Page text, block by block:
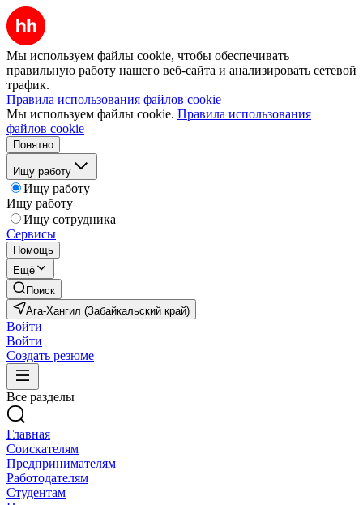
Мы используем файлы cookie, чтобы обеспечивать
правильную работу нашего веб-сайта и анализировать сетевой
трафик.
Правила использования файлов cookie
Мы используем файлы cookie. Правила использования
файлов cookie
Понятно
Ищу работу
Ищу работу
Ищу работу
Ищу сотрудника
Сервисы
Помощь
Ещё
Поиск
Ага-Хангил (Забайкальский край)
Войти
Войти
Создать резюме
Все разделы
Главная
Соискателям
Предпринимателям
Работодателям
Студентам